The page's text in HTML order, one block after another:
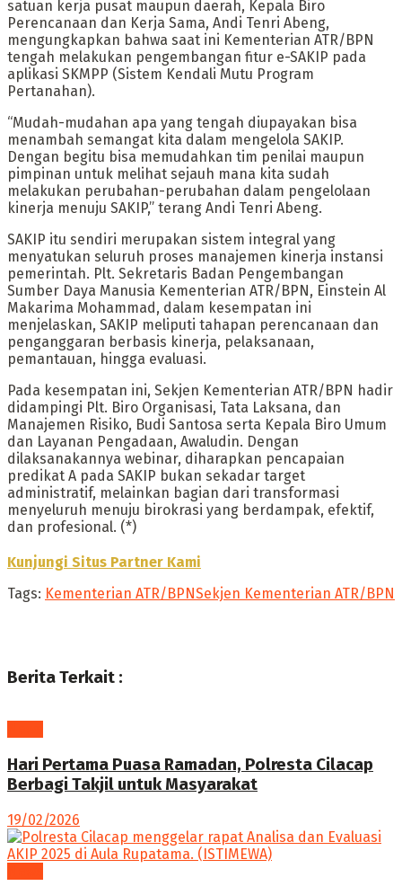
satuan kerja pusat maupun daerah, Kepala Biro
Perencanaan dan Kerja Sama, Andi Tenri Abeng,
mengungkapkan bahwa saat ini Kementerian ATR/BPN
tengah melakukan pengembangan fitur e-SAKIP pada
aplikasi SKMPP (Sistem Kendali Mutu Program
Pertanahan).
“Mudah-mudahan apa yang tengah diupayakan bisa
menambah semangat kita dalam mengelola SAKIP.
Dengan begitu bisa memudahkan tim penilai maupun
pimpinan untuk melihat sejauh mana kita sudah
melakukan perubahan-perubahan dalam pengelolaan
kinerja menuju SAKIP,” terang Andi Tenri Abeng.
SAKIP itu sendiri merupakan sistem integral yang
menyatukan seluruh proses manajemen kinerja instansi
pemerintah. Plt. Sekretaris Badan Pengembangan
Sumber Daya Manusia Kementerian ATR/BPN, Einstein Al
Makarima Mohammad, dalam kesempatan ini
menjelaskan, SAKIP meliputi tahapan perencanaan dan
penganggaran berbasis kinerja, pelaksanaan,
pemantauan, hingga evaluasi.
Pada kesempatan ini, Sekjen Kementerian ATR/BPN hadir
didampingi Plt. Biro Organisasi, Tata Laksana, dan
Manajemen Risiko, Budi Santosa serta Kepala Biro Umum
dan Layanan Pengadaan, Awaludin. Dengan
dilaksanakannya webinar, diharapkan pencapaian
predikat A pada SAKIP bukan sekadar target
administratif, melainkan bagian dari transformasi
menyeluruh menuju birokrasi yang berdampak, efektif,
dan profesional. (*)
Kunjungi Situs Partner Kami
Tags: Kementerian ATR/BPNSekjen Kementerian ATR/BPN
Berita Terkait :
Hari Pertama Puasa Ramadan, Polresta Cilacap
Berbagi Takjil untuk Masyarakat
19/02/2026